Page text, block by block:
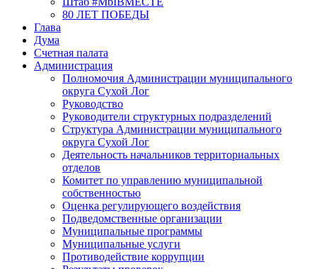
80 ЛЕТ ПОБЕДЫ
Глава
Дума
Счетная палата
Администрация
Полномочия Администрации муниципального
округа Сухой Лог
Руководство
Руководители структурных подразделений
Структура Администрации муниципального
округа Сухой Лог
Деятельность начальников территориальных
отделов
Комитет по управлению муниципальной
собственностью
Оценка регулирующего воздействия
Подведомственные организации
Муниципальные программы
Муниципальные услуги
Противодействие коррупции